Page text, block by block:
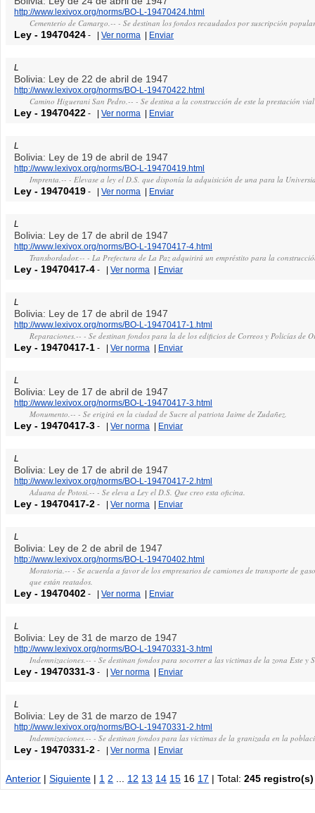
http://www.lexivox.org/norms/BO-L-19470424.html
Cementerio de Camargo.-- - Se destinan los fondos recaudados por suscripción
Ley - 19470424 - |Ver norma | Enviar
L
Bolivia: Ley de 22 de abril de 1947
http://www.lexivox.org/norms/BO-L-19470422.html
Camino Higuerani San Pedro.-- - Se destina a la construcción de este la prestación
Ley - 19470422 - |Ver norma | Enviar
L
Bolivia: Ley de 19 de abril de 1947
http://www.lexivox.org/norms/BO-L-19470419.html
Imprenta.-- - Elevase a ley el D.S. que disponía la adquisición de una para la
Ley - 19470419 - |Ver norma | Enviar
L
Bolivia: Ley de 17 de abril de 1947
http://www.lexivox.org/norms/BO-L-19470417-4.html
Transbordador.-- - La Prefectura de La Paz adquirirá un empréstito para la
Ley - 19470417-4 - |Ver norma | Enviar
L
Bolivia: Ley de 17 de abril de 1947
http://www.lexivox.org/norms/BO-L-19470417-1.html
Reparaciones.-- - Se destinan fondos para la de los edificios de Correos y Policías de
Ley - 19470417-1 - |Ver norma | Enviar
L
Bolivia: Ley de 17 de abril de 1947
http://www.lexivox.org/norms/BO-L-19470417-3.html
Monumento.-- - Se erigirá en la ciudad de Sucre al patriota Jaime de Zudañez.
Ley - 19470417-3 - |Ver norma | Enviar
L
Bolivia: Ley de 17 de abril de 1947
http://www.lexivox.org/norms/BO-L-19470417-2.html
Aduana de Potosi.-- - Se eleva a Ley el D.S. Que creo esta oficina.
Ley - 19470417-2 - |Ver norma | Enviar
L
Bolivia: Ley de 2 de abril de 1947
http://www.lexivox.org/norms/BO-L-19470402.html
Moratoria.-- - Se acuerda a favor de los empresarios de camiones de transporte de
que están reatados.
Ley - 19470402 - |Ver norma | Enviar
L
Bolivia: Ley de 31 de marzo de 1947
http://www.lexivox.org/norms/BO-L-19470331-3.html
Indemnizaciones.-- - Se destinan fondos para socorrer a las victimas de la zona Este y
Ley - 19470331-3 - |Ver norma | Enviar
L
Bolivia: Ley de 31 de marzo de 1947
http://www.lexivox.org/norms/BO-L-19470331-2.html
Indemnizaciones.-- - Se destinan fondos para las victimas de la granizada en la
Ley - 19470331-2 - |Ver norma | Enviar
Anterior |Siguiente | 1 2 12 13 14 15 16 17 | Total:245 registro(s)